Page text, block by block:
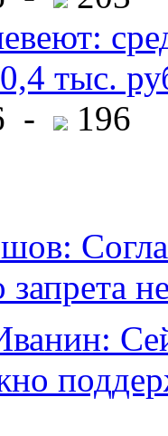
тыс.
-
196
запрета